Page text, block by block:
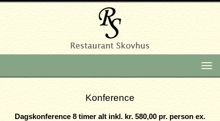
Konference
Dagskonference 8 timer alt inkl. kr. 580,00 pr. person ex.